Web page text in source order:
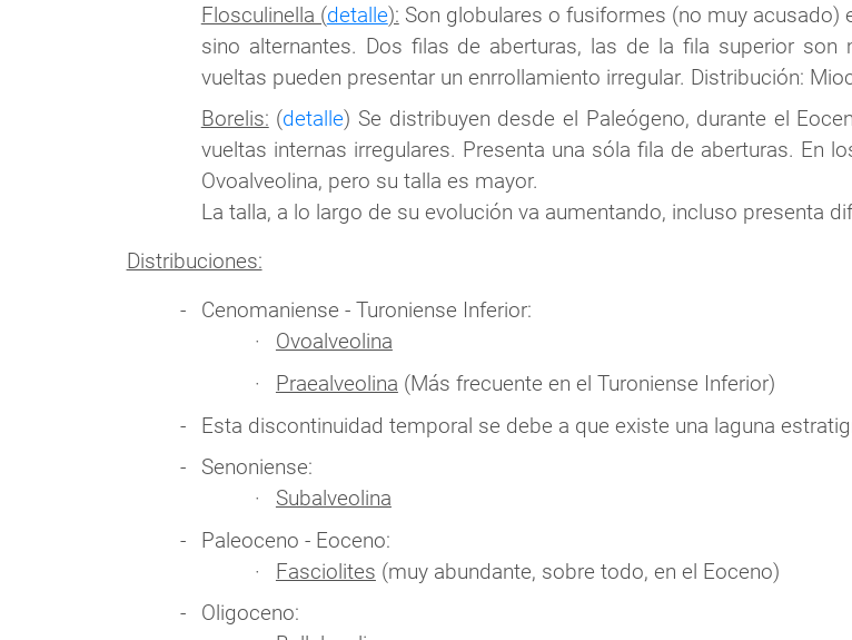
Flosculinella (detalle): Son globulares o fusiformes (no muy
sino alternantes. Dos filas de aberturas, las de la fila superior
vueltas pueden presentar un enrrollamiento irregular. Distribución:
Borelis: (detalle) Se distribuyen desde el Paleógeno, durante el
vueltas internas irregulares. Presenta una sóla fila de aberturas. En
Ovoalveolina, pero su talla es mayor.
La talla, a lo largo de su evolución va aumentando, incluso presenta
Distribuciones:
Cenomaniense - Turoniense Inferior:
Ovoalveolina
Praealveolina (Más frecuente en el Turoniense Inferior)
Esta discontinuidad temporal se debe a que existe una laguna
Senoniense:
Subalveolina
Paleoceno - Eoceno:
Fasciolites (muy abundante, sobre todo, en el Eoceno)
Oligoceno: